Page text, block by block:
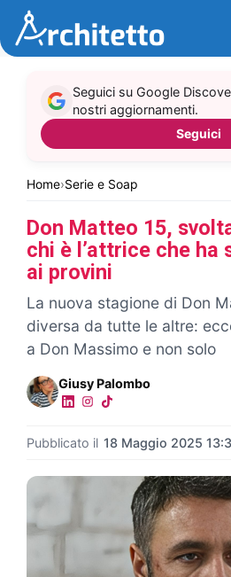
contenuto
Home›Serie e Soap
Seguici su Google
nostri aggiornamenti.
Seguici
Don Matteo 15,
chi è l’attrice che
ai provini
La nuova stagione di Don
diversa da tutte le altre:
a Don Massimo e non solo
Giusy Palombo
Pubblicato il 18 Maggio 2025